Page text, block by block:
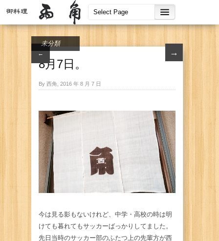
← →
未分類
8月7日。
By 西角, 2016 年 8 月 7 日
今は見る影もないけれど、中学・高校の時は明
けても暮れてもサッカーばっかりしてました。
先日当時のサッカー部のふたつ上の先輩方が西